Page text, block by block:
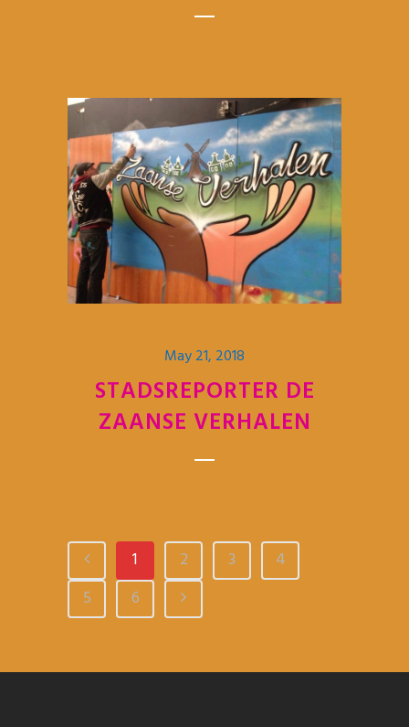
May 21, 2018
STADSREPORTER DE
ZAANSE VERHALEN
1 2 3
4
5
6